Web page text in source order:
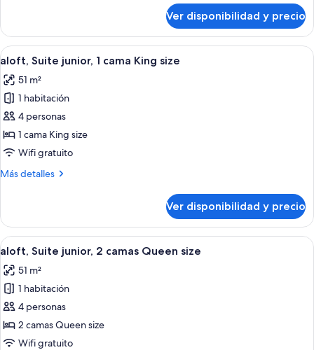
Habitación,
camas
size
Ver disponibilidad y precio
Ver
todas
las
fotos
de
aloft,
Suite
1
size
Una habitación de hotel moderna
6
aloft, Suite junior, 1 cama King size
51 m²
1 habitación
4 personas
1 cama King size
Wifi gratuito
Más detalles
Más
Suite
junior,
1
King
size
Ver disponibilidad y precio
Ver
todas
las
fotos
de
aloft,
Suite
Habitación de hotel moderna con
7
aloft, Suite junior, 2 camas Queen size
51 m²
1 habitación
4 personas
2 camas Queen size
Wifi gratuito